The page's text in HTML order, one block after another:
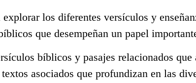
los diferentes versículos y
que desempeñan un papel
bíblicos y pasajes relacionados que
asociados que profundizan en las